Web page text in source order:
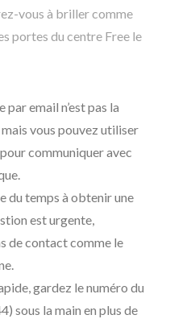
vous à briller comme
portes du centre Free le
email n’est pas la
vous pouvez utiliser
communiquer avec
du temps à obtenir une
est urgente,
de contact comme le
gardez le numéro du
sous la main en plus de